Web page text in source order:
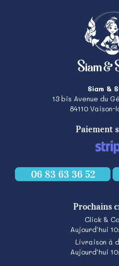
Siam &
13 bis Avenue du
84110 Vaison-
Paiement
06 83 63 36 52
Prochains
Click &
Aujourd'hui
Livraison à
Aujourd'hui